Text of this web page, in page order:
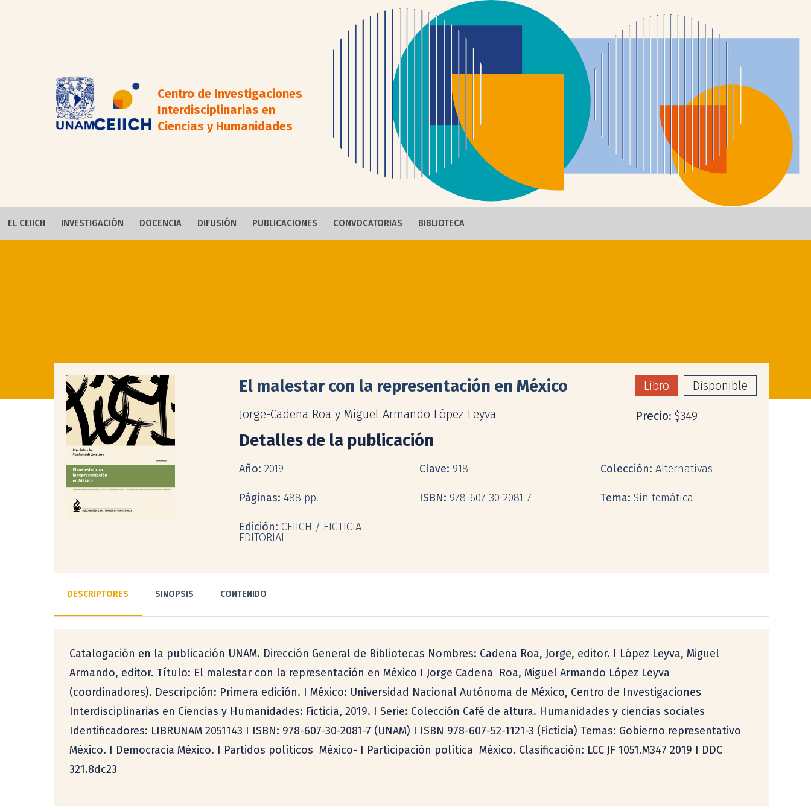
Centro de Investigaciones
Interdisciplinarias en
Ciencias y Humanidades
EL CEIICH INVESTIGACIÓN DOCENCIA DIFUSIÓN PUBLICACIONES CONVOCATORIAS BIBLIOTECA
El malestar con la representación en México
Jorge-Cadena Roa y Miguel Armando López Leyva
Libro Disponible
Precio: $349
Detalles de la publicación
Año: 2019
Páginas: 488 pp.
Edición: CEIICH / FICTICIA
EDITORIAL
Clave: 918
ISBN: 978-607-30-2081-7
Colección: Alternativas
Tema: Sin temática
DESCRIPTORES SINOPSIS CONTENIDO
Catalogación en la publicación UNAM. Dirección General de Bibliotecas Nombres: Cadena Roa, Jorge, editor. I López Leyva, Miguel
Armando, editor. Título: El malestar con la representación en México I Jorge Cadena  Roa, Miguel Armando López Leyva
(coordinadores). Descripción: Primera edición. I México: Universidad Nacional Autónoma de México, Centro de Investigaciones
Interdisciplinarias en Ciencias y Humanidades: Ficticia, 2019. I Serie: Colección Café de altura. Humanidades y ciencias sociales
Identificadores: LIBRUNAM 2051143 I ISBN: 978-607-30-2081-7 (UNAM) I ISBN 978-607-52-1121-3 (Ficticia) Temas: Gobierno representativo 
México. I Democracia México. I Partidos políticos  México- I Participación política  México. Clasificación: LCC JF 1051.M347 2019 I DDC
321.8dc23